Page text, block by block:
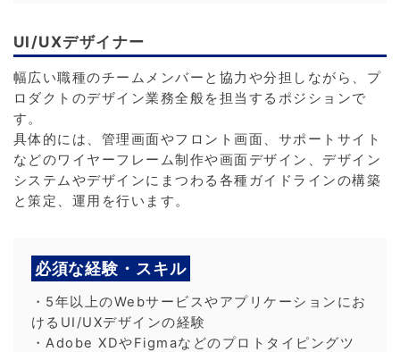
UI/UXデザイナー
幅広い職種のチームメンバーと協力や分担しながら、プ
ロダクトのデザイン業務全般を担当するポジションで
す。
具体的には、管理画面やフロント画面、サポートサイト
などのワイヤーフレーム制作や画面デザイン、デザイン
システムやデザインにまつわる各種ガイドラインの構築
と策定、運用を行います。
必須な経験・スキル
・5年以上のWebサービスやアプリケーションにお
けるUI/UXデザインの経験
・Adobe XDやFigmaなどのプロトタイピングツ